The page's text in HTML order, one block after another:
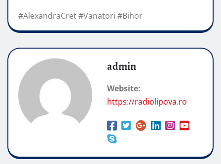
#AlexandraCret #Vanatori #Bihor
admin
Website:
https://radiolipova.ro